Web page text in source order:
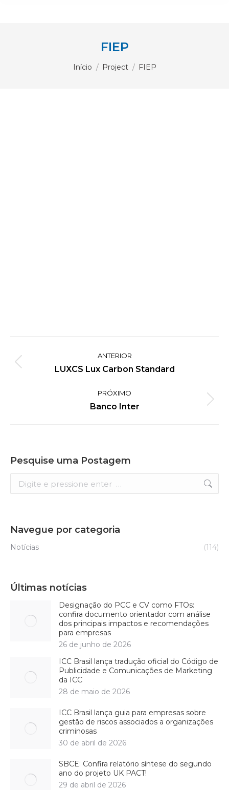
FIEP
Início Project FIEP
navigation
ANTERIOR
Previous
LUXCS Lux Carbon Standard
PRÓXIMO
Next
Banco Inter
Pesquise uma Postagem
Navegue por categoria
Notícias (114)
Últimas notícias
Designação do PCC e CV como FTOs:
confira documento orientador com análise
dos principais impactos e recomendações
para empresas
26 de junho de 2026
ICC Brasil lança tradução oficial do Código de
Publicidade e Comunicações de Marketing
da ICC
28 de maio de 2026
ICC Brasil lança guia para empresas sobre
gestão de riscos associados a organizações
criminosas
30 de abril de 2026
SBCE: Confira relatório síntese do segundo
ano do projeto UK PACT!
29 de abril de 2026